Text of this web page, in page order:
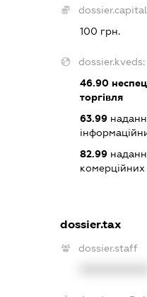
100 грн.
dossier.kveds:
46.90
торгівля
63.99
82.99
комерційних
dossier.tax
dossier.staff